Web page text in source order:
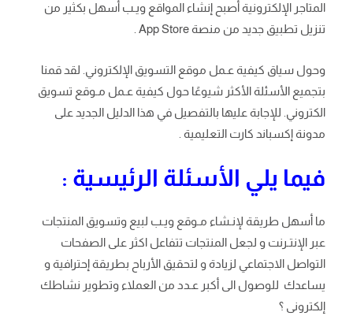
المتاجر الإلكترونية أصبح إنشاء المواقع ويـب أسهل بكثير من
تنزيل تطبيق جديد من منصة App Store .
وحول سياق كيفية عـمل موقع التسويق الإلكتروني. لقد قمنا
بتجميع الأسئلة الأكثر شيوعًا حول كيفية عـمل مـوقع تسويق
الكتروني. للإجابة عليها بالتفصيل في هذا الدليل الجديد على
مدونة إكسباند كارت التعليمية .
فيما يلي الأسئلة الرئيسية :
ما أسهل طريقة لإنـشاء مـوقع ويـب لبيع وتسويق المنتجات
عبر الإنتـرنت و لجعل المنتجات تتفاعل اكثر على الصفحات
التواصل الاجتماعي لزيادة و لتحقيق الأرباح بطريقة إحترافية و
يساعدك للوصول الى أكبر عـدد من العملاء وتطوير نشاطك
إلكترونى ؟